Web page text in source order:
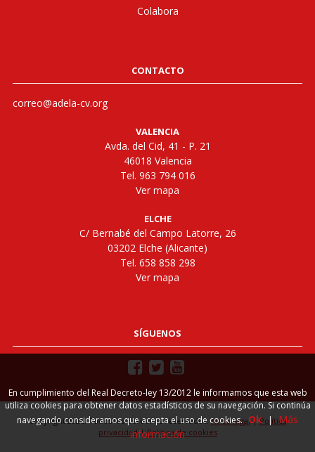
Colabora
CONTACTO
correo@adela-cv.org
VALENCIA
Avda. del Cid, 41 - P. 21
46018 Valencia
Tel. 963 794 016
Ver mapa
ELCHE
C/ Bernabé del Campo Latorre, 26
03202 Elche (Alicante)
Tel. 658 858 298
Ver mapa
SÍGUENOS
Copyright 2026. Todos los derechos reservados.Aviso legal |Política
privacidad |Política de cookies
En cumplimiento del Real Decreto-ley 13/2012 le informamos que esta web
utiliza cookies para obtener datos estadísticos de su navegación. Si continúa
navegando consideramos que acepta el uso de cookies. Ok | Más
información